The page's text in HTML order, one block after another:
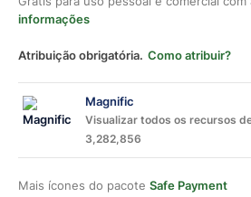
informações
Atribuição obrigatória. Como atribuir?
Magnific
Visualizar todos os recursos
3,282,856
Mais ícones do pacote Safe Payment